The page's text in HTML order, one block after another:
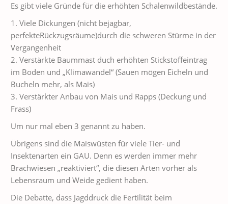
Es gibt viele Gründe für die erhöhten Schalenwildbestände.
1. Viele Dickungen (nicht bejagbar,
perfekteRückzugsräume)durch die schweren Stürme in der
Vergangenheit
2. Verstärkte Baummast duch erhöhten Stickstoffeintrag
im Boden und „Klimawandel“ (Sauen mögen Eicheln und
Bucheln mehr, als Mais)
3. Verstärkter Anbau von Mais und Rapps (Deckung und
Frass)
Um nur mal eben 3 genannt zu haben.
Übrigens sind die Maiswüsten für viele Tier- und
Insektenarten ein GAU. Denn es werden immer mehr
Brachwiesen „reaktiviert“, die diesen Arten vorher als
Lebensraum und Weide gedient haben.
Die Debatte, dass Jagddruck die Fertilität beim